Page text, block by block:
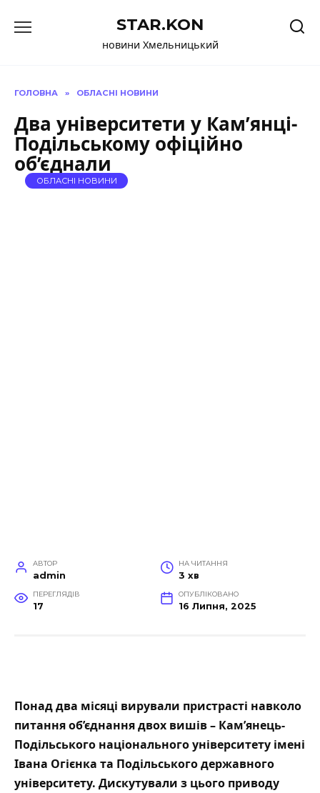
до
STAR.KON
новини Хмельницький
ГОЛОВНА » ОБЛАСНІ НОВИНИ
Два університети у Кам’янці-
Подільському офіційно
об’єднали
ОБЛАСНІ НОВИНИ
АВТОР
admin
НА ЧИТАННЯ
3 хв
ПЕРЕГЛЯДІВ
17
ОПУБЛІКОВАНО
16 Липня, 2025
Понад два місяці вирували пристрасті навколо
питанняоб’єднання двох вишів– Камʼянець-
Подільського національного університету імені
Івана Огієнка та Подільського державного
університету. Дискутували з цього приводу